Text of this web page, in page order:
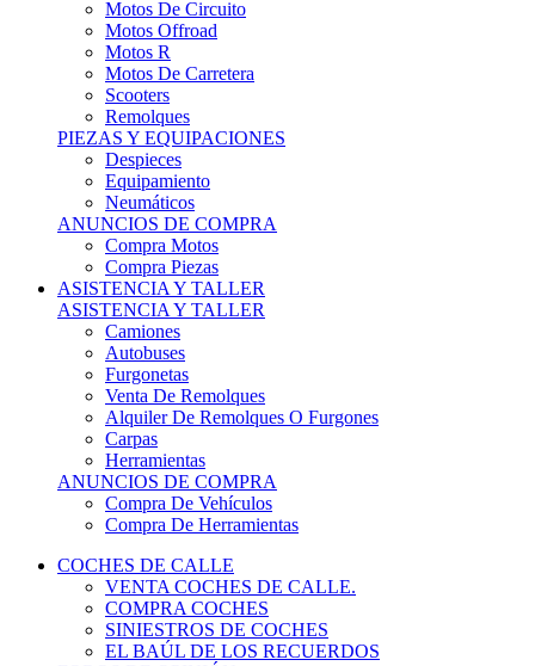
Motos R
Motos De Carretera
Scooters
Remolques
PIEZAS Y EQUIPACIONES
Despieces
Equipamiento
Neumáticos
ANUNCIOS DE COMPRA
Compra Motos
Compra Piezas
ASISTENCIA Y TALLER
ASISTENCIA Y TALLER
Camiones
Autobuses
Furgonetas
Venta De Remolques
Alquiler De Remolques O Furgones
Carpas
Herramientas
ANUNCIOS DE COMPRA
Compra De Vehículos
Compra De Herramientas
COCHES DE CALLE
VENTA COCHES DE CALLE.
COMPRA COCHES
SINIESTROS DE COCHES
EL BAÚL DE LOS RECUERDOS
FOROS DE OPINIÓN